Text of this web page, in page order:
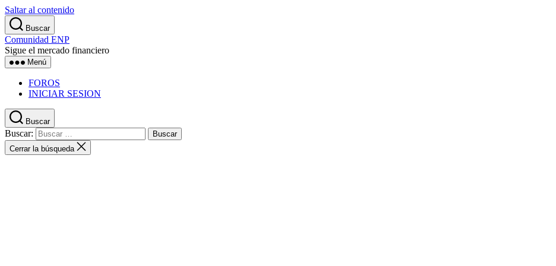
Saltar al contenido
Buscar
Comunidad ENP
Sigue el mercado financiero
Menú
FOROS
INICIAR SESION
Buscar
Buscar:
Cerrar la búsqueda